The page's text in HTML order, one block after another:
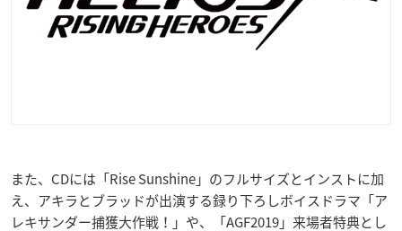
また、CDには「Rise Sunshine」のフルサイズとインストに加
え、アキラとブラッドが出演する録り下ろしボイスドラマ「ア
レキサンダー捕獲大作戦！」や、「AGF2019」来場者特典とし